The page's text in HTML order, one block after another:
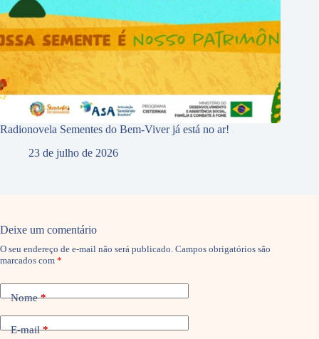
Radionovela Sementes do Bem-Viver já está no ar!
23 de julho de 2026
Deixe um comentário
O seu endereço de e-mail não será publicado. Campos obrigatórios são
marcados com *
Nome*
E-mail*